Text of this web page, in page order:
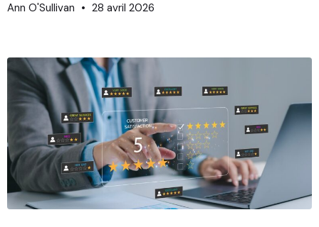
Ann O'Sullivan 28 avril 2026